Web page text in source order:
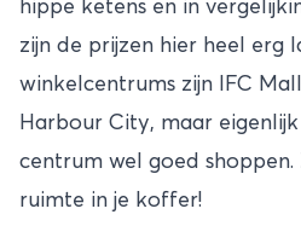
hippe ketens en in
zijn de prijzen hier heel erg
winkelcentrums zijn IFC
Harbour City, maar
centrum wel goed
ruimte in je koffer!